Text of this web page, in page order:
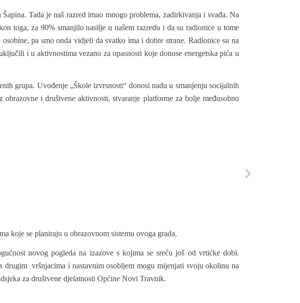
Tada je naš razred imao mnogo problema, zadirkivanja i svađa. Na
toga, za 90% smanjilo nasilje u našem razredu i da su radionice u tome
pa smo onda vidjeli da svatko ima i dobre strane. Radionice su na
i u aktivnostima vezano za opasnosti koje donose energetska pića u
grupa. Uvođenje „Škole izvrsnosti“ donosi nadu u smanjenju socijalnih
i društvene aktivnosti, stvaranje platforme za bolje međusobno
koje se planiraju u obrazovnom sistemu ovoga grada.
novog pogleda na izazove s kojima se sreću još od vrtićke dobi.
vršnjacima i nastavnim osobljem mogu mijenjati svoju okolinu na
za društvene djelatnosti Općine Novi Travnik.